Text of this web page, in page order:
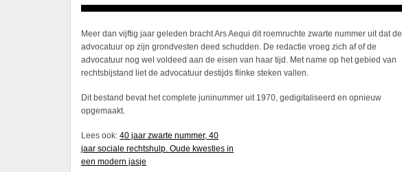
Meer dan vijftig jaar geleden bracht Ars Aequi dit roemruchte zwarte nummer uit dat de
advocatuur op zijn grondvesten deed schudden. De redactie vroeg zich af of de
advocatuur nog wel voldeed aan de eisen van haar tijd. Met name op het gebied van
rechtsbijstand liet de advocatuur destijds flinke steken vallen.
Dit bestand bevat het complete juninummer uit 1970, gedigitaliseerd en opnieuw
opgemaakt.
Lees ook: 40 jaar zwarte nummer, 40
jaar sociale rechtshulp. Oude kwesties in
een modern jasje